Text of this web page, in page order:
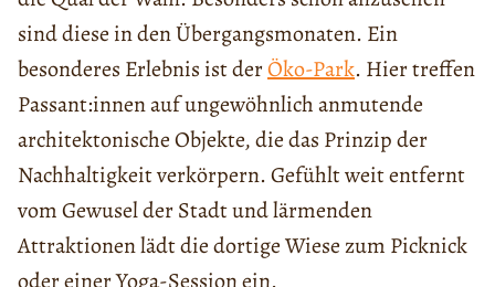
sind diese in den Übergangsmonaten. Ein
besonderes Erlebnis ist derÖko-Park. Hier treffen
Passant:innen auf ungewöhnlich anmutende
architektonische Objekte, die das Prinzip der
Nachhaltigkeit verkörpern. Gefühlt weit entfernt
vom Gewusel der Stadt und lärmenden
Attraktionen lädt die dortige Wiese zum Picknick
oder einer Yoga-Session ein.